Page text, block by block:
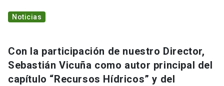
Noticias
Con la participación de nuestro Director,
Sebastián Vicuña como autor principal del
capítulo “Recursos Hídricos” y del